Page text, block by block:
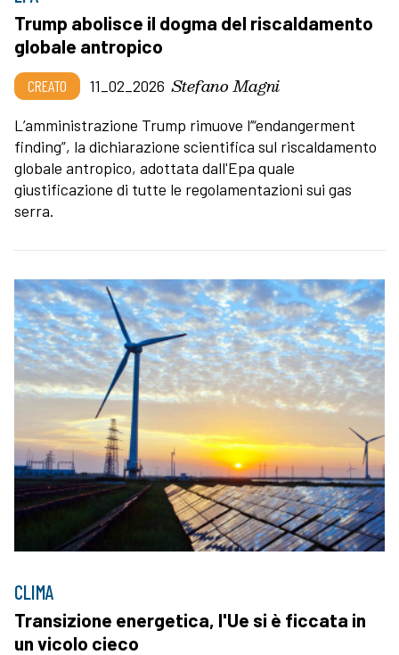
Trump abolisce il dogma del riscaldamento
globale antropico
CREATO 11_02_2026 Stefano Magni
L’amministrazione Trump rimuove l’“endangerment
finding”, la dichiarazione scientifica sul riscaldamento
globale antropico, adottata dall'Epa quale
giustificazione di tutte le regolamentazioni sui gas
serra.
CLIMA
Transizione energetica, l'Ue si è ficcata in
un vicolo cieco